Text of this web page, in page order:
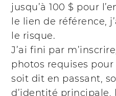
jusqu’à 100 $ pour
le lien de référence,
le risque.
J’ai fini par
photos requises
soit dit en passant,
d’identité principale,